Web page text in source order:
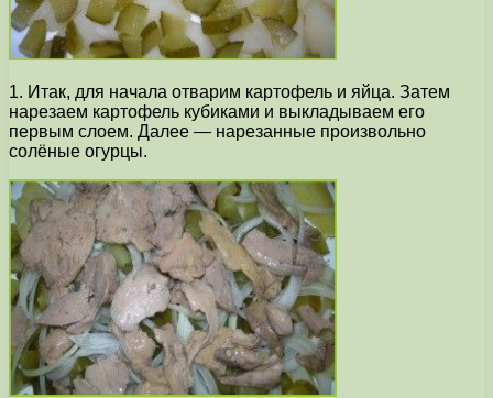
1. Итак, для начала отварим картофель и яйца. Затем
нарезаем картофель кубиками и выкладываем его
первым слоем. Далее — нарезанные произвольно
солёные огурцы.